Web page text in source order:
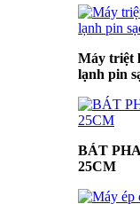
Máy triệt
lạnh pin
BÁT
25CM